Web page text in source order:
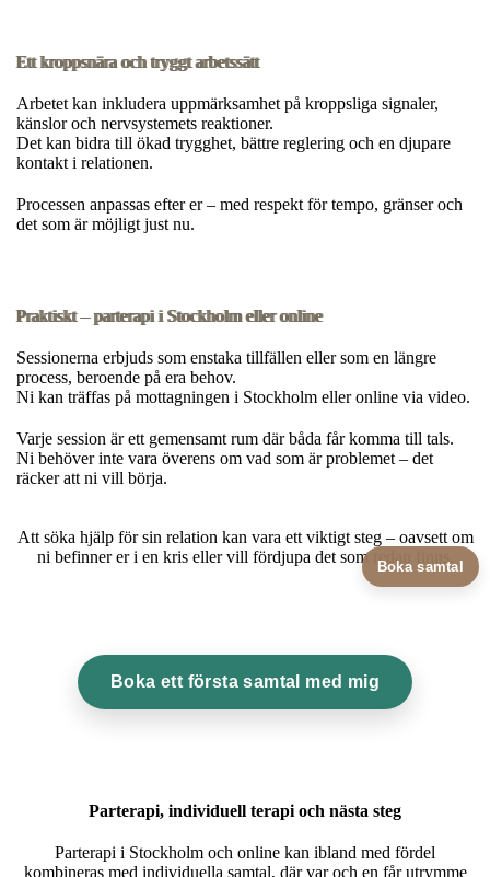
Ett kroppsnära och tryggt arbetssätt
Arbetet kan inkludera uppmärksamhet på kroppsliga signaler,
känslor och nervsystemets reaktioner.
Det kan bidra till ökad trygghet, bättre reglering och en djupare
kontakt i relationen.
Processen anpassas efter er – med respekt för tempo, gränser och
det som är möjligt just nu.
Praktiskt – parterapi i Stockholm eller online
Sessionerna erbjuds som enstaka tillfällen eller som en längre
process, beroende på era behov.​
Ni kan träffas på mottagningen i Stockholm eller online via video.
Varje session är ett gemensamt rum där båda får komma till tals.
Ni behöver inte vara överens om vad som är problemet – det
räcker att ni vill börja.​
Att söka hjälp för sin relation kan vara ett viktigt steg – oavsett om
ni befinner er i en kris eller vill fördjupa det som redan finns.
Boka ett första samtal med mig
Parterapi, individuell terapi och nästa steg
Parterapi i Stockholm och online kan ibland med fördel
kombineras med individuella samtal, där var och en får utrymme
Boka samtal